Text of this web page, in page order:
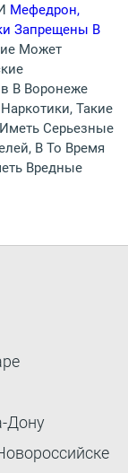
Мефедрон,
Запрещены В
Может
В Воронеже
Такие
Серьезные
В То Время
Вредные
Дону